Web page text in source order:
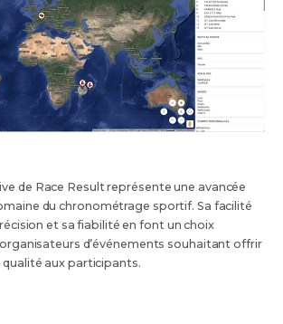
de Race Result représente une avancée
du chronométrage sportif. Sa facilité
et sa fiabilité en font un choix
d’événements souhaitant offrir
qualité aux participants.